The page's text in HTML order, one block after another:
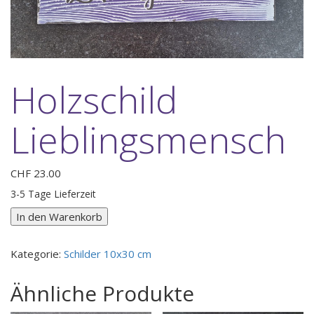
Holzschild
Lieblingsmensch
CHF 23.00
3-5 Tage Lieferzeit
Holzschild
Lieblingsmensch
In den Warenkorb
Kategorie: Schilder 10x30 cm
Ähnliche Produkte